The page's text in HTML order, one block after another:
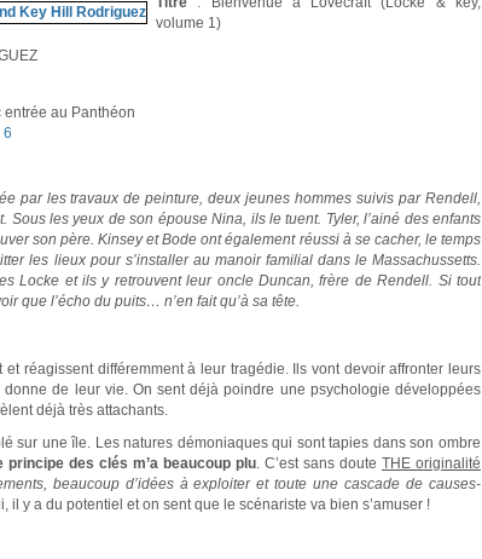
volume 1)
entrée au Panthéon
6
par les travaux de peinture, deux jeunes hommes suivis par Rendell,
Sous les yeux de son épouse Nina, ils le tuent. Tyler, l’ainé des enfants
son père. Kinsey et Bode ont également réussi à se cacher, le temps
les lieux pour s’installer au manoir familial dans le Massachussetts.
Locke et ils y retrouvent leur oncle Duncan, frère de Rendell. Si tout
que l’écho du puits… n’en fait qu’à sa tête.
réagissent différemment à leur tragédie. Ils vont devoir affronter leurs
de leur vie. On sent déjà poindre une psychologie développées
déjà très attachants.
sur une île. Les natures démoniaques qui sont tapies dans son ombre
principe des clés m’a beaucoup plu. C’est sans doute THE originalité
beaucoup d’idées à exploiter et toute une cascade de causes-
il y a du potentiel et on sent que le scénariste va bien s’amuser !